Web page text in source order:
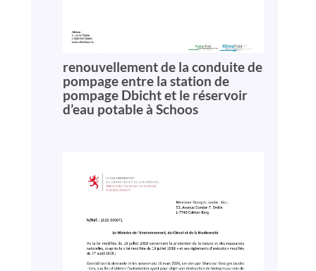
renouvellement de la conduite de
pompage entre la station de
pompage Dbicht et le réservoir
d’eau potable à Schoos